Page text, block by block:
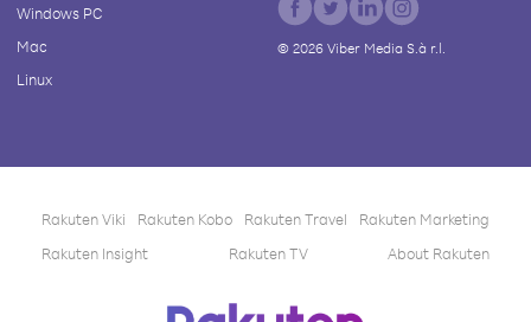
Windows PC
Mac
Linux
© 2026Viber Media S.à r.l.
Rakuten Viki Rakuten Kobo Rakuten Travel
Rakuten Marketing
Rakuten Insight
Rakuten TV About Rakuten